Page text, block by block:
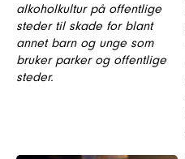
alkoholkultur på offentlige
steder til skade for blant
annet barn og unge som
bruker parker og offentlige
steder.